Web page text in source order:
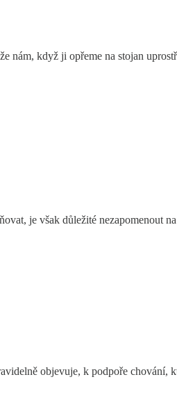
nám, když ji opřeme na stojan
je však důležité nezapomenout
objevuje, k podpoře chování,